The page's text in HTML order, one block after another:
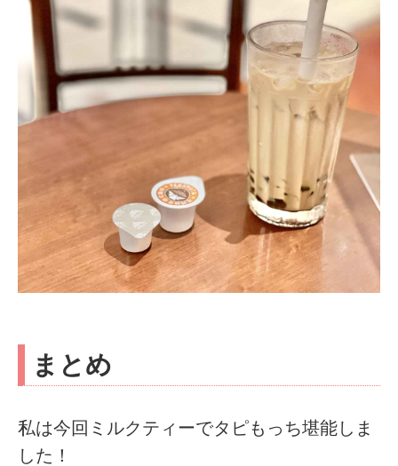
まとめ
私は今回ミルクティーでタピもっち堪能しま
した！